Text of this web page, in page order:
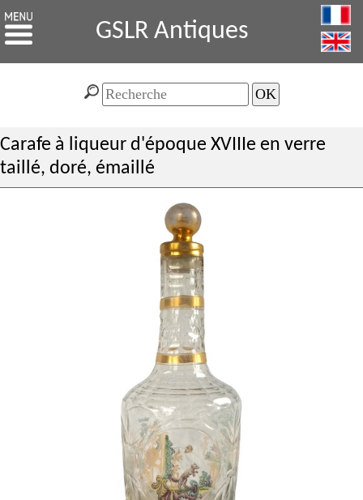
GSLR Antiques
Carafe à liqueur d'époque XVIIIe en verre
taillé, doré, émaillé